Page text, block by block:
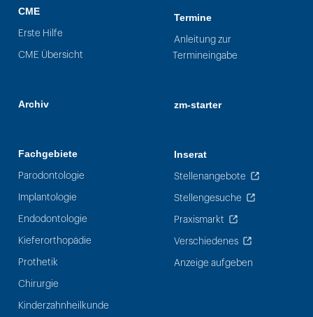
CME
Erste Hilfe
CME Übersicht
Archiv
Fachgebiete
Parodontologie
Implantologie
Endodontologie
Kieferorthopädie
Prothetik
Chirurgie
Kinderzahnheilkunde
Termine
Anleitung zur
Termineingabe
zm-starter
Inserat
Stellenangebote
Stellengesuche
Praxismarkt
Verschiedenes
Anzeige aufgeben